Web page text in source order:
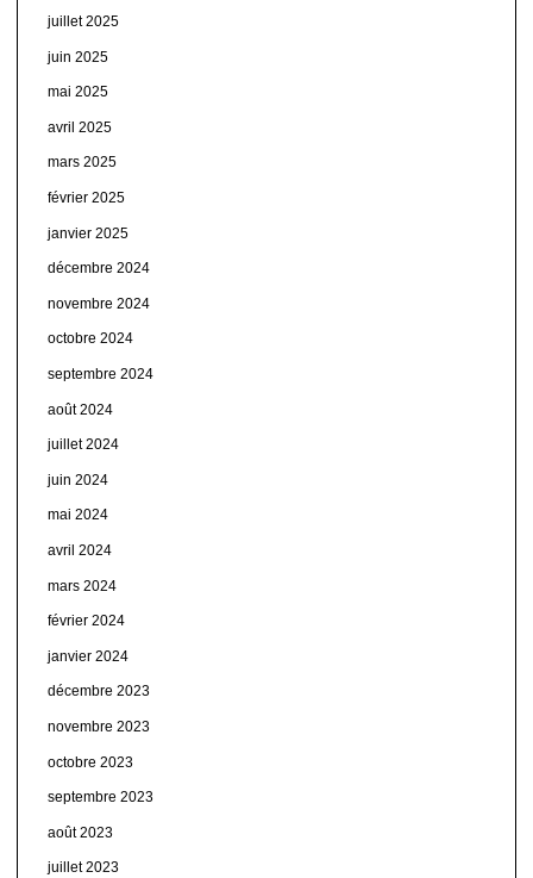
juillet 2025
juin 2025
mai 2025
avril 2025
mars 2025
février 2025
janvier 2025
décembre 2024
novembre 2024
octobre 2024
septembre 2024
août 2024
juillet 2024
juin 2024
mai 2024
avril 2024
mars 2024
février 2024
janvier 2024
décembre 2023
novembre 2023
octobre 2023
septembre 2023
août 2023
juillet 2023